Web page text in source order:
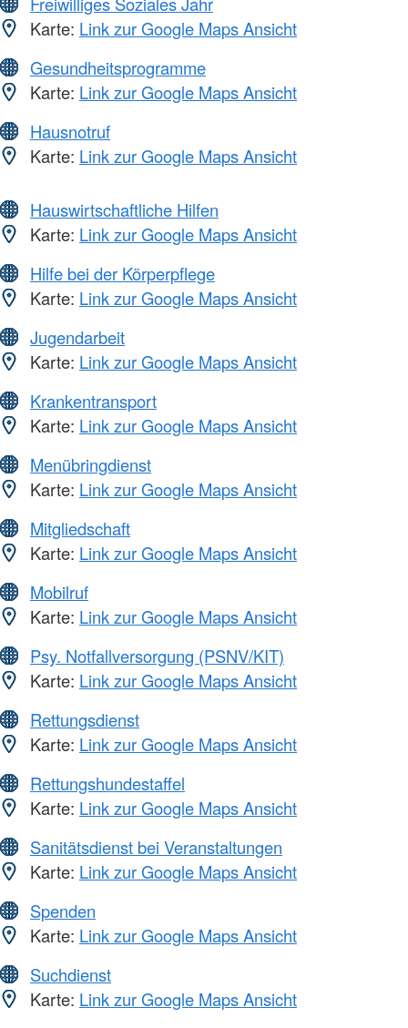
Karte: Link zur Google Maps Ansicht
Gesundheitsprogramme
Karte: Link zur Google Maps Ansicht
Hausnotruf
Karte: Link zur Google Maps Ansicht
Hauswirtschaftliche Hilfen
Karte: Link zur Google Maps Ansicht
Hilfe bei der Körperpflege
Karte: Link zur Google Maps Ansicht
Jugendarbeit
Karte: Link zur Google Maps Ansicht
Krankentransport
Karte: Link zur Google Maps Ansicht
Menübringdienst
Karte: Link zur Google Maps Ansicht
Mitgliedschaft
Karte: Link zur Google Maps Ansicht
Mobilruf
Karte: Link zur Google Maps Ansicht
Psy. Notfallversorgung (PSNV/KIT)
Karte: Link zur Google Maps Ansicht
Rettungsdienst
Karte: Link zur Google Maps Ansicht
Rettungshundestaffel
Karte: Link zur Google Maps Ansicht
Sanitätsdienst bei Veranstaltungen
Karte: Link zur Google Maps Ansicht
Spenden
Karte: Link zur Google Maps Ansicht
Suchdienst
Karte: Link zur Google Maps Ansicht